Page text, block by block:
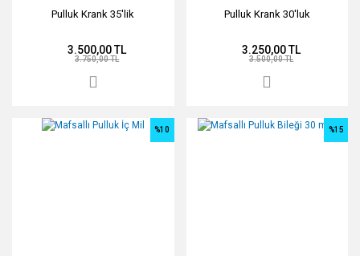
Pulluk Krank 35'lik
3.500,00 TL
3.750,00 TL
Pulluk Krank 30'luk
3.250,00 TL
3.500,00 TL
%10 %15